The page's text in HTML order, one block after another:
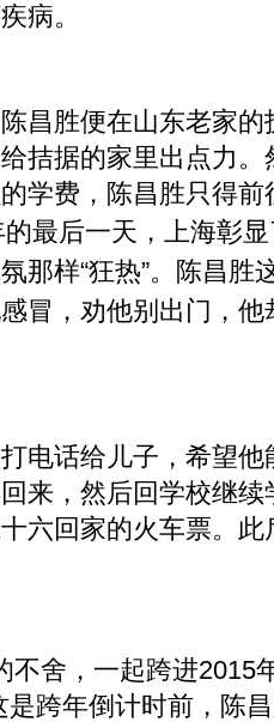
病。
胜便在山东老家的
拮据的家里出点力
学费，陈昌胜只得
最后一天，上海彰显
那样“狂热”。陈昌胜
冒，劝他别出门，
话给儿子，希望他
来，然后回学校继续
六回家的火车票。
舍，一起跨进2015
是跨年倒计时前，陈